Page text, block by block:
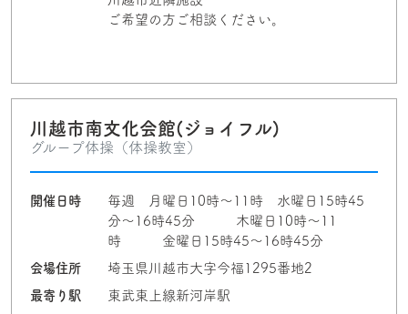
ご希望の方ご相談ください。
川越市南文化会館(ジョイフル)
グループ体操（体操教室）
開催日時
毎週 月曜日10時〜11時 水曜日15時45
分〜16時45分 木曜日10時〜11
時 金曜日15時45〜16時45分
会場住所
埼玉県川越市大字今福1295番地2
最寄り駅
東武東上線新河岸駅